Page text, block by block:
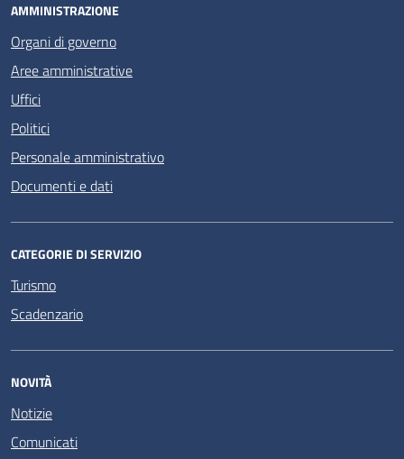
AMMINISTRAZIONE
Organi di governo
Aree amministrative
Uffici
Politici
Personale amministrativo
Documenti e dati
CATEGORIE DI SERVIZIO
Turismo
Scadenzario
NOVITÀ
Notizie
Comunicati